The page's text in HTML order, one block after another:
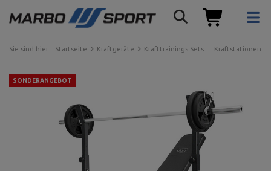
Sie sind hier: Startseite Kraftgeräte Krafttrainings Sets Kraftstationen
SONDERANGEBOT